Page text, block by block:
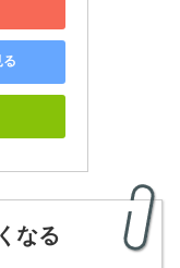
なる